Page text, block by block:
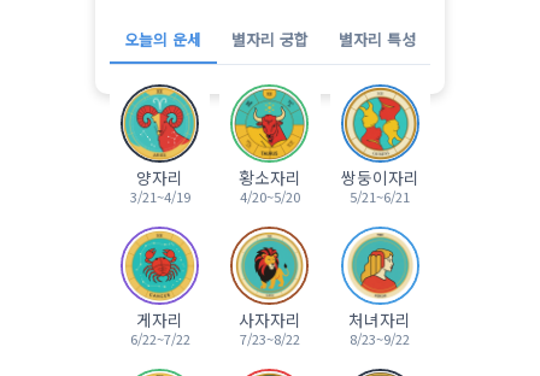
오늘의 운세 별자리 궁합 별자리 특성
양자리
3/21~4/19
황소자리
4/20~5/20
쌍둥이자리
5/21~6/21
게자리
6/22~7/22
사자자리
7/23~8/22
처녀자리
8/23~9/22